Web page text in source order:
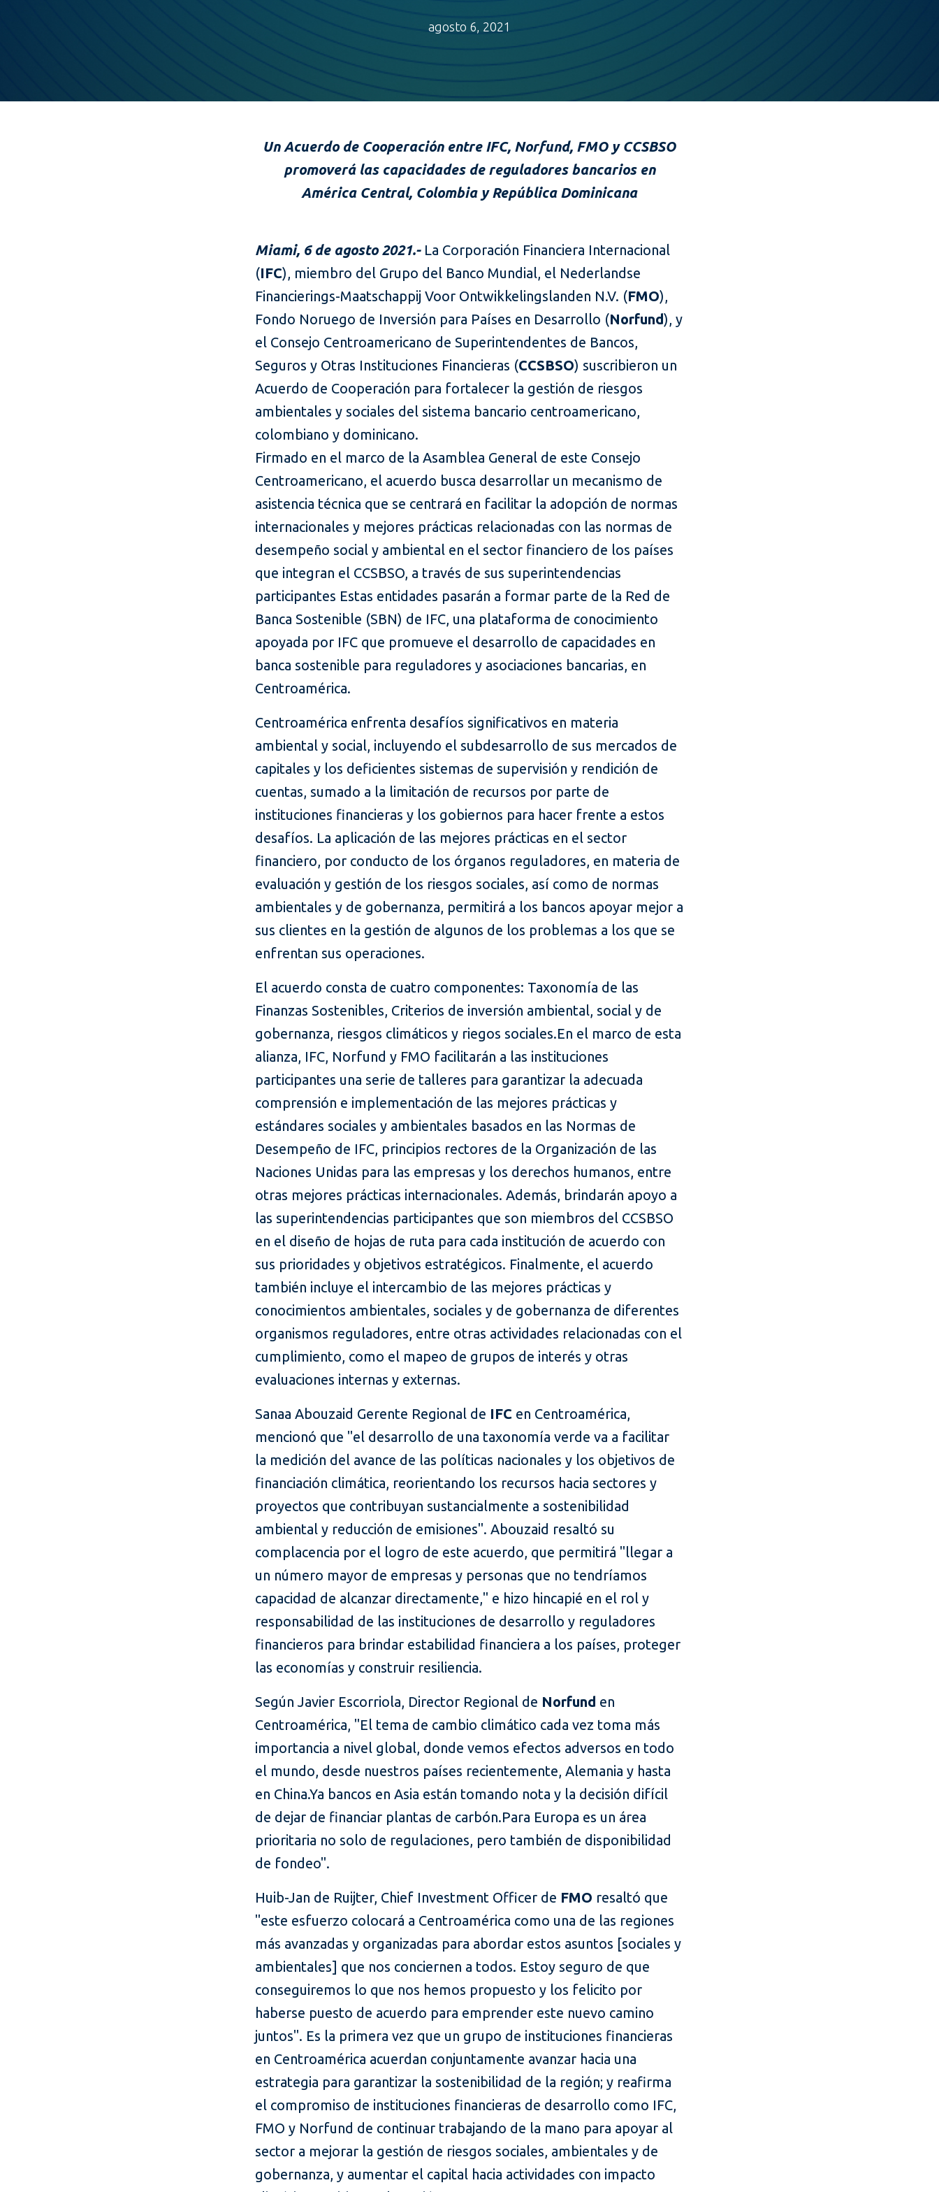
agosto 6, 2021
Un Acuerdo de Cooperación entre IFC, Norfund, FMO y CCSBSO
promoverá las capacidades de reguladores bancarios en
América Central, Colombia y República Dominicana
Miami, 6 de agosto 2021.- La Corporación Financiera Internacional
(IFC), miembro del Grupo del Banco Mundial, el Nederlandse
Financierings-Maatschappij Voor Ontwikkelingslanden N.V. (FMO),
Fondo Noruego de Inversión para Países en Desarrollo (Norfund), y
el Consejo Centroamericano de Superintendentes de Bancos,
Seguros y Otras Instituciones Financieras (CCSBSO) suscribieron un
Acuerdo de Cooperación para fortalecer la gestión de riesgos
ambientales y sociales del sistema bancario centroamericano,
colombiano y dominicano.
Firmado en el marco de la Asamblea General de este Consejo
Centroamericano, el acuerdo busca desarrollar un mecanismo de
asistencia técnica que se centrará en facilitar la adopción de normas
internacionales y mejores prácticas relacionadas con las normas de
desempeño social y ambiental en el sector financiero de los países
que integran el CCSBSO, a través de sus superintendencias
participantes Estas entidades pasarán a formar parte de la Red de
Banca Sostenible (SBN) de IFC, una plataforma de conocimiento
apoyada por IFC que promueve el desarrollo de capacidades en
banca sostenible para reguladores y asociaciones bancarias, en
Centroamérica.
Centroamérica enfrenta desafíos significativos en materia
ambiental y social, incluyendo el subdesarrollo de sus mercados de
capitales y los deficientes sistemas de supervisión y rendición de
cuentas, sumado a la limitación de recursos por parte de
instituciones financieras y los gobiernos para hacer frente a estos
desafíos. La aplicación de las mejores prácticas en el sector
financiero, por conducto de los órganos reguladores, en materia de
evaluación y gestión de los riesgos sociales, así como de normas
ambientales y de gobernanza, permitirá a los bancos apoyar mejor a
sus clientes en la gestión de algunos de los problemas a los que se
enfrentan sus operaciones.
El acuerdo consta de cuatro componentes: Taxonomía de las
Finanzas Sostenibles, Criterios de inversión ambiental, social y de
gobernanza, riesgos climáticos y riegos sociales.En el marco de esta
alianza, IFC, Norfund y FMO facilitarán a las instituciones
participantes una serie de talleres para garantizar la adecuada
comprensión e implementación de las mejores prácticas y
estándares sociales y ambientales basados en las Normas de
Desempeño de IFC, principios rectores de la Organización de las
Naciones Unidas para las empresas y los derechos humanos, entre
otras mejores prácticas internacionales. Además, brindarán apoyo a
las superintendencias participantes que son miembros del CCSBSO
en el diseño de hojas de ruta para cada institución de acuerdo con
sus prioridades y objetivos estratégicos. Finalmente, el acuerdo
también incluye el intercambio de las mejores prácticas y
conocimientos ambientales, sociales y de gobernanza de diferentes
organismos reguladores, entre otras actividades relacionadas con el
cumplimiento, como el mapeo de grupos de interés y otras
evaluaciones internas y externas.
Sanaa Abouzaid Gerente Regional de IFC en Centroamérica,
mencionó que "el desarrollo de una taxonomía verde va a facilitar
la medición del avance de las políticas nacionales y los objetivos de
financiación climática, reorientando los recursos hacia sectores y
proyectos que contribuyan sustancialmente a sostenibilidad
ambiental y reducción de emisiones". Abouzaid resaltó su
complacencia por el logro de este acuerdo, que permitirá "llegar a
un número mayor de empresas y personas que no tendríamos
capacidad de alcanzar directamente," e hizo hincapié en el rol y
responsabilidad de las instituciones de desarrollo y reguladores
financieros para brindar estabilidad financiera a los países, proteger
las economías y construir resiliencia.
Según Javier Escorriola, Director Regional de Norfund en
Centroamérica, "El tema de cambio climático cada vez toma más
importancia a nivel global, donde vemos efectos adversos en todo
el mundo, desde nuestros países recientemente, Alemania y hasta
en China.Ya bancos en Asia están tomando nota y la decisión difícil
de dejar de financiar plantas de carbón.Para Europa es un área
prioritaria no solo de regulaciones, pero también de disponibilidad
de fondeo".
Huib-Jan de Ruijter, Chief Investment Officer de FMO resaltó que
"este esfuerzo colocará a Centroamérica como una de las regiones
más avanzadas y organizadas para abordar estos asuntos [sociales y
ambientales] que nos conciernen a todos. Estoy seguro de que
conseguiremos lo que nos hemos propuesto y los felicito por
haberse puesto de acuerdo para emprender este nuevo camino
juntos". Es la primera vez que un grupo de instituciones financieras
en Centroamérica acuerdan conjuntamente avanzar hacia una
estrategia para garantizar la sostenibilidad de la región; y reafirma
el compromiso de instituciones financieras de desarrollo como IFC,
FMO y Norfund de continuar trabajando de la mano para apoyar al
sector a mejorar la gestión de riesgos sociales, ambientales y de
gobernanza, y aumentar el capital hacia actividades con impacto